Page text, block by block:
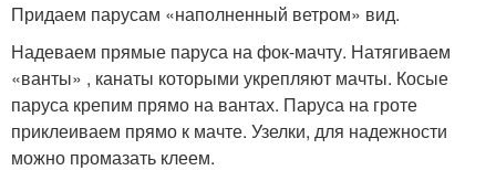
Придаем парусам «наполненный ветром» вид.
Надеваем прямые паруса на фок-мачту. Натягиваем
«ванты» , канаты которыми укрепляют мачты. Косые
паруса крепим прямо на вантах. Паруса на гроте
приклеиваем прямо к мачте. Узелки, для надежности
можно промазать клеем.